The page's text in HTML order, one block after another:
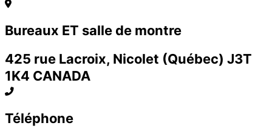
Bureaux ET salle de montre
425 rue Lacroix, Nicolet (Québec) J3T
1K4 CANADA
Téléphone